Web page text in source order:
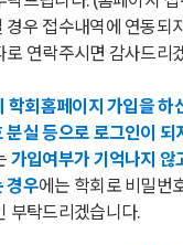
경우 접수내역에 연동되
로 연락주시면 감사드리
학회홈페이지 가입을 하
분실 등으로 로그인이 되
가입여부가 기억나지 않
경우에는 학회로 비밀번
부탁드리겠습니다.